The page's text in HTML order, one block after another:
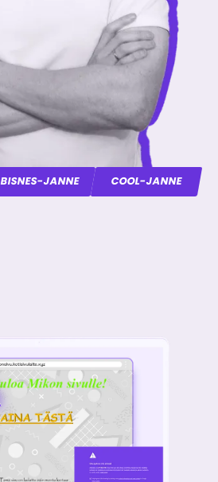
BISNES-JANNE COOL-JANNE